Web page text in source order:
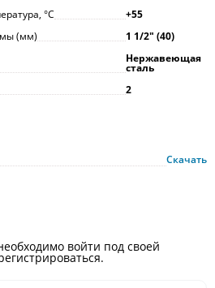
°С
+55
(мм)
1 1/2ʺ (40)
Нержавеющая
сталь
2
Скачать
войти под своей